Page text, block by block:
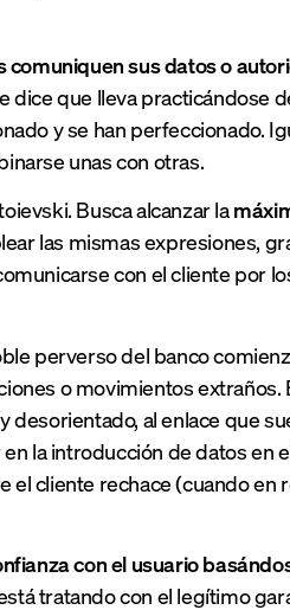
sus datos o
dice que lleva practicándose
y se han perfeccionado.
unas con otras.
Busca alcanzar la
las mismas expresiones,
con el cliente por
perverso del banco
o movimientos extraños.
al enlace que
la introducción de datos en
cliente rechace (cuando en
con el usuario
tratando con el legítimo